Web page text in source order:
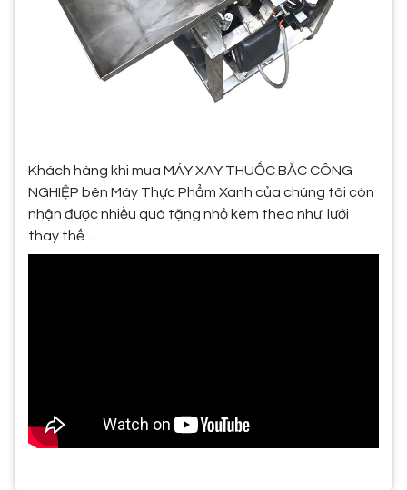
Khách hàng khi mua MÁY XAY THUỐC BẮC CÔNG
NGHIỆP bên Máy Thực Phẩm Xanh của chúng tôi còn
nhận được nhiều quà tặng nhỏ kèm theo như: lưới
thay thế…